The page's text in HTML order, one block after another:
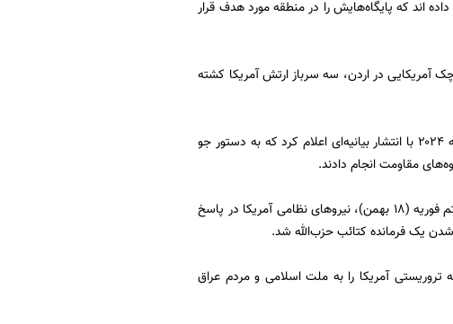
اند که پایگاه‌هایش را در منطقه مورد هدف قرار
به یک پایگاه کوچک آمریکایی در اردن، سه سرباز ارتش آمریکا کشته
فرماندهی مرکزی آمریکا در منطقه موسوم به سنتکام ۱۳ بهمن ماه ۱۴۰۲ برابر با دوم فوریه ۲۰۲۴ با انتشار بیانیه‌ای اعلام کرد که به دستور جو
مقاومت انجام دادند.
سنتکام ۱۸بهمن ماه برابر با هفتم فوریه نیز با انتشار بیانیه‌ای گفت: ساعت ۹:۳۰ شب هفتم فوریه (۱۸ بهمن)، نیرو‌های نظامی آمریکا در پاسخ
یک فرمانده کتائب حزب‌الله شد.
تروریستی آمریکا را به ملت اسلامی و مردم عراق